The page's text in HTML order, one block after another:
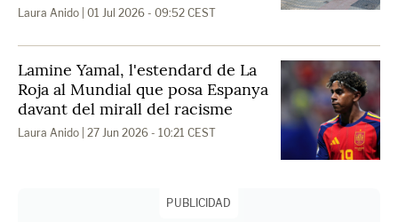
Laura Anido | 01 Jul 2026 - 09:52 CEST
Lamine Yamal, l'estendard de La
Roja al Mundial que posa Espanya
davant del mirall del racisme
Laura Anido | 27 Jun 2026 - 10:21 CEST
PUBLICIDAD